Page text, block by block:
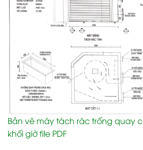
Bản vẽ máy tách rác trống quay
khối giờ file PDF